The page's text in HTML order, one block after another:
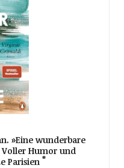
»Eine wunderbare
Voller Humor und
Parisien